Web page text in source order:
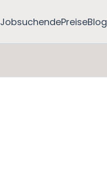
JobsuchendePreiseBlog